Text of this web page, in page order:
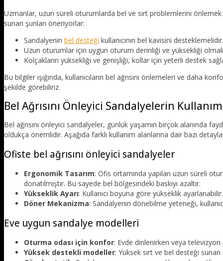
Uzmanlar, uzun süreli oturumlarda bel ve sırt problemlerini
sunan şunları öneriyorlar:
Sandalyenin bel desteği kullanıcının bel kavisini desteklemelidir.
Uzun oturumlar için uygun oturum derinliği ve yüksekliği
Kolçakların yüksekliği ve genişliği, kollar için yeterli destek
Bu bilgiler ışığında, kullanıcıların bel ağrısını önlemeleri ve daha
şekilde görebiliriz.
Bel Ağrısını Önleyici Sandalyelerin
Bel ağrısını önleyici sandalyeler, günlük yaşamın birçok alanında
oldukça önemlidir. Aşağıda farklı kullanım alanlarına dair bazı
Ofiste bel ağrısını önleyici sandalyeler
Ergonomik Tasarım: Ofis ortamında yapılan uzun süreli
donatılmıştır. Bu sayede bel bölgesindeki baskıyı azaltır.
Yükseklik Ayarı: Kullanıcı boyuna göre yükseklik
Döner Mekanizma: Sandalyenin dönebilme yeteneği,
Eve uygun sandalye modelleri
Oturma odası için konfor: Evde dinlenirken veya televizyon
Yüksek destekli modeller: Yüksek sırt ve bel desteği